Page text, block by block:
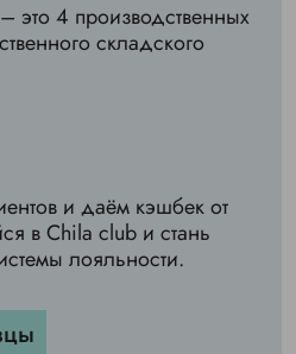
это 4 производственных
складского
и даём кэшбек от
в Chila club и стань
лояльности.